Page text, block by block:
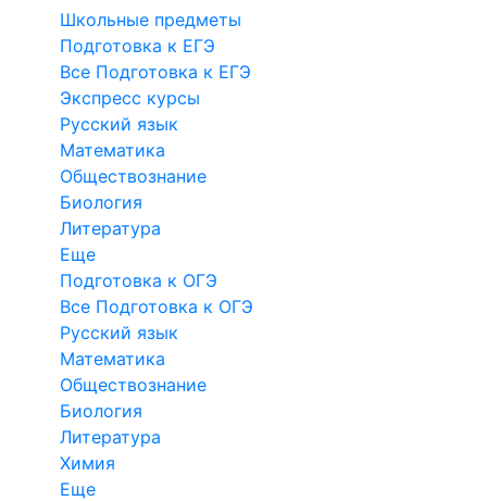
Школьные предметы
Подготовка к ЕГЭ
Все Подготовка к ЕГЭ
Экспресс курсы
Русский язык
Математика
Обществознание
Биология
Литература
Еще
Подготовка к ОГЭ
Все Подготовка к ОГЭ
Русский язык
Математика
Обществознание
Биология
Литература
Химия
Еще